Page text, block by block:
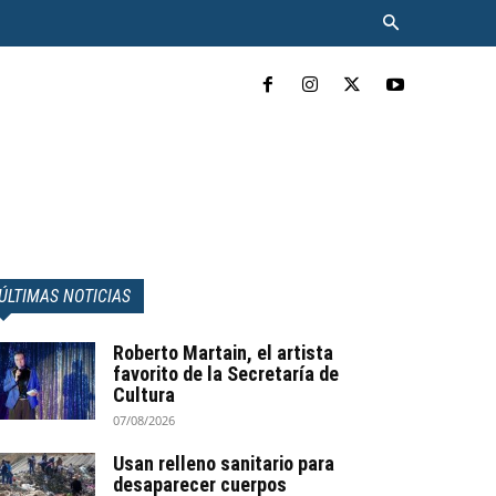
NOTICIAS
Roberto Martain, el artista
favorito de la Secretaría de
Cultura
07/08/2026
Usan relleno sanitario para
desaparecer cuerpos